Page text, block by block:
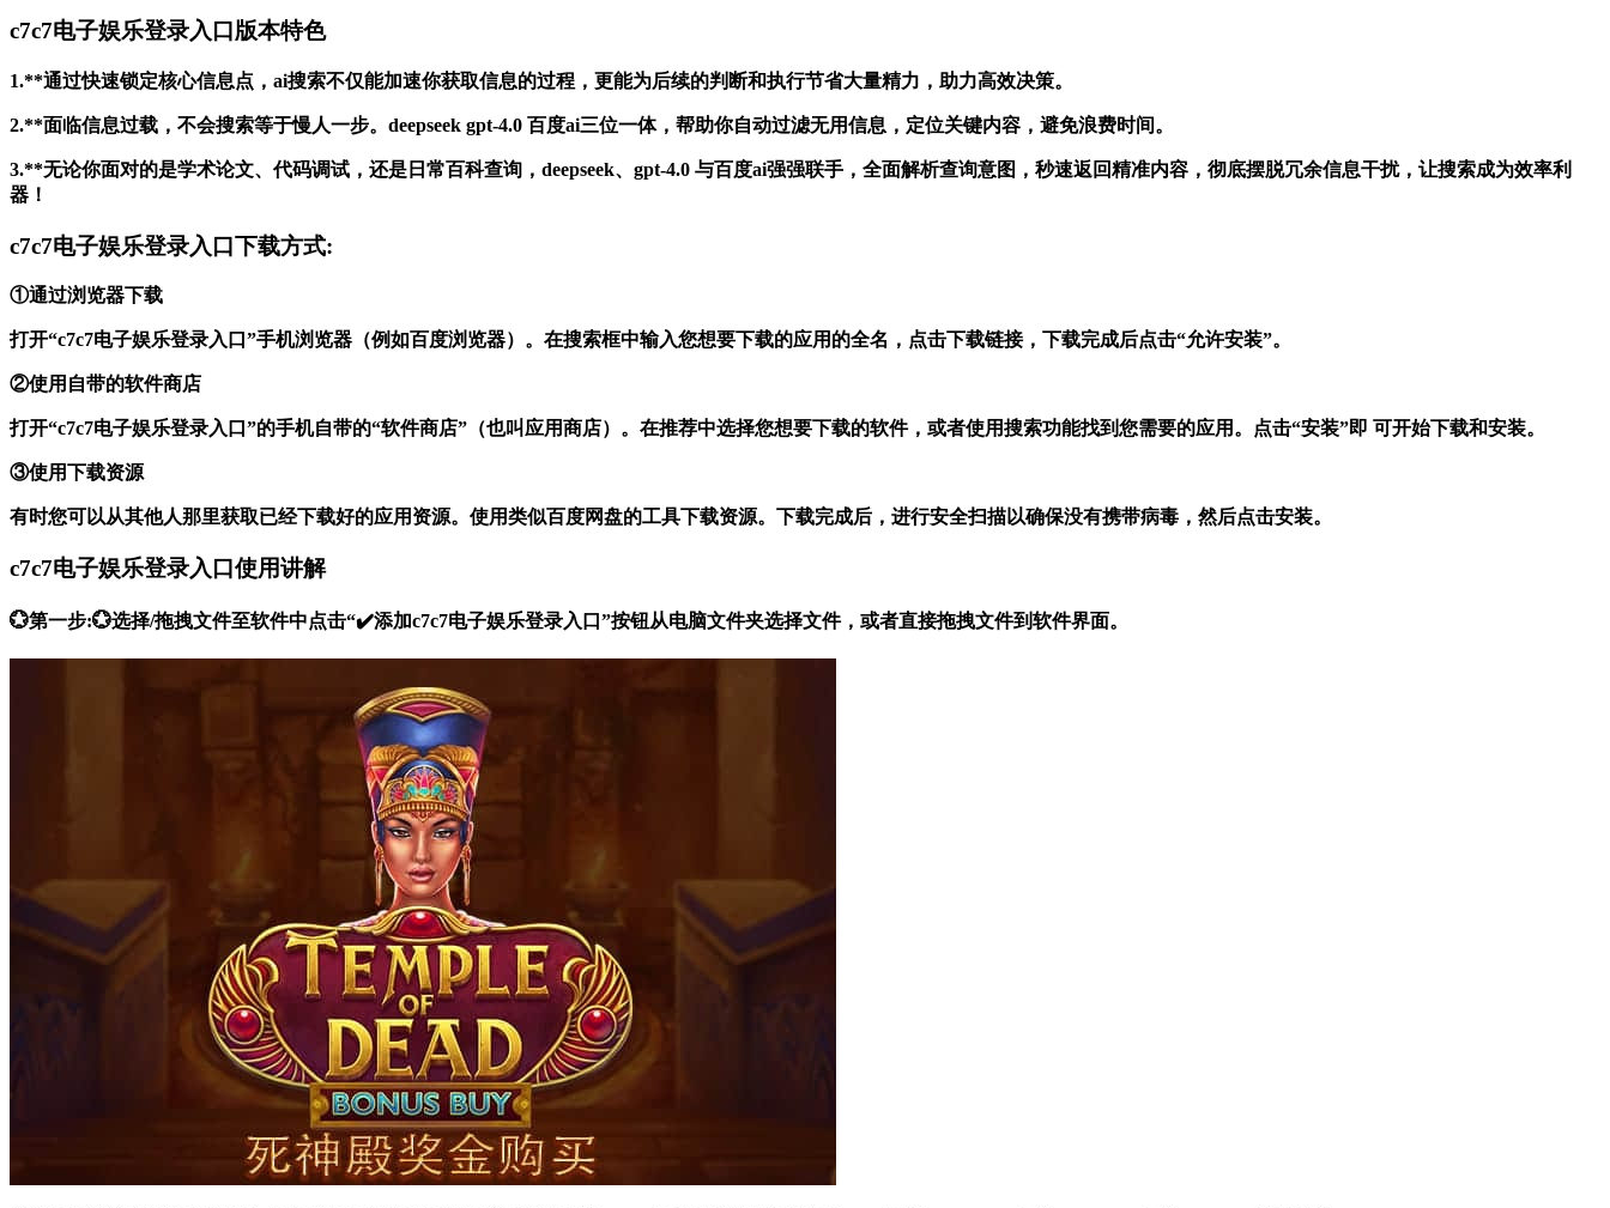
c7c7电子娱乐登录入口版本特色
1.**通过快速锁定核心信息点，ai搜索不仅能加速你获取信息的过程，更能为后续的判断和执行节省大量精力，助力高效决策。
2.**面临信息过载，不会搜索等于慢人一步。deepseek gpt-4.0 百度ai三位一体，帮助你自动过滤无用信息，定位关键内容，避免浪费时间。
3.**无论你面对的是学术论文、代码调试，还是日常百科查询，deepseek、gpt-4.0 与百度ai强强联手，全面解析查询意图，秒速返回精准内容，彻底摆脱冗余信息干扰，让搜索成为效率利
器！
c7c7电子娱乐登录入口下载方式:
①通过浏览器下载
打开“c7c7电子娱乐登录入口”手机浏览器（例如百度浏览器）。在搜索框中输入您想要下载的应用的全名，点击下载链接，下载完成后点击“允许安装”。
②使用自带的软件商店
打开“c7c7电子娱乐登录入口”的手机自带的“软件商店”（也叫应用商店）。在推荐中选择您想要下载的软件，或者使用搜索功能找到您需要的应用。点击“安装”即 可开始下载和安装。
③使用下载资源
有时您可以从其他人那里获取已经下载好的应用资源。使用类似百度网盘的工具下载资源。下载完成后，进行安全扫描以确保没有携带病毒，然后点击安装。
c7c7电子娱乐登录入口使用讲解
💮第一步:💮选择/拖拽文件至软件中点击“✔️添加c7c7电子娱乐登录入口”按钮从电脑文件夹选择文件，或者直接拖拽文件到软件界面。